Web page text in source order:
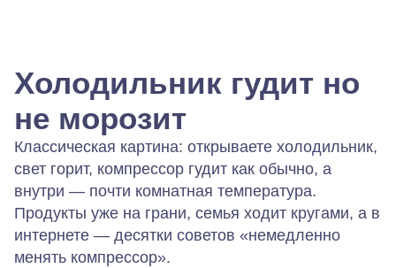
Холодильник гудит но
не морозит
Классическая картина: открываете холодильник,
свет горит, компрессор гудит как обычно, а
внутри — почти комнатная температура.
Продукты уже на грани, семья ходит кругами, а в
интернете — десятки советов «немедленно
менять компрессор».